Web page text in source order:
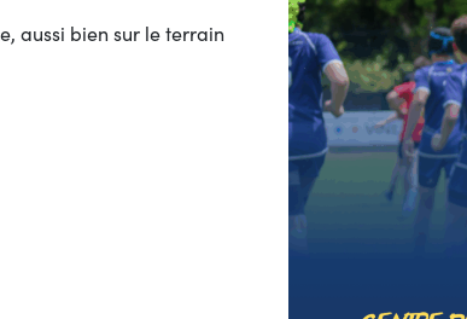
aussi bien sur le terrain